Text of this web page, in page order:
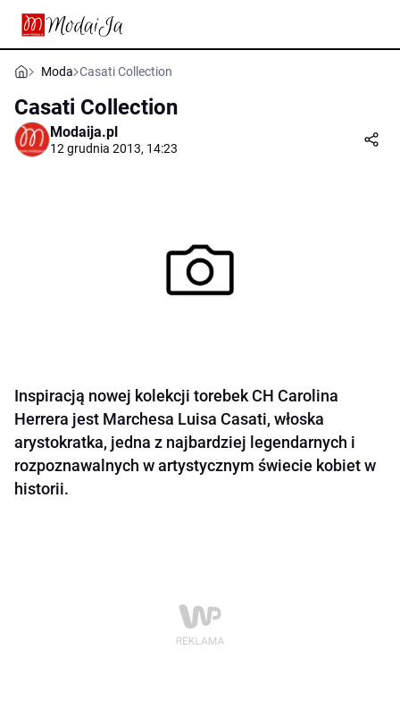
Moda Casati Collection
Casati Collection
Modaija.pl
12 grudnia 2013, 14:23
Inspiracją nowej kolekcji torebek CH Carolina
Herrera jest Marchesa Luisa Casati, włoska
arystokratka, jedna z najbardziej legendarnych i
rozpoznawalnych w artystycznym świecie kobiet w
historii.